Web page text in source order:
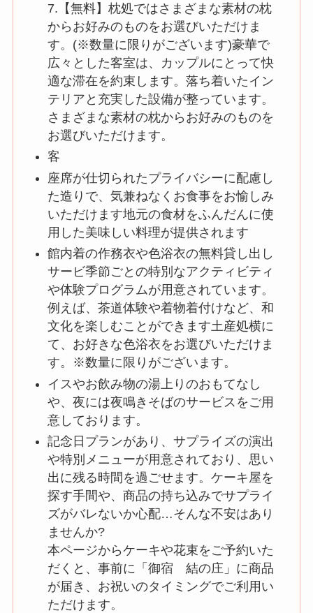
7.【無料】枕処ではさまざまな素材の枕
からお好みのものをお選びいただけま
す。(※数量に限りがございます)豪華で
広々とした客室は、カップルにとって快
適な滞在を約束します。落ち着いたイン
テリアと充実した設備が整っています。
さまざまな素材の枕からお好みのものを
お選びいただけます。
客
座席が仕切られたプライバシーに配慮し
た造りで、気兼ねなくお食事をお愉しみ
いただけます地元の食材をふんだんに使
用した美味しい料理が提供されます
館内着の作務衣や色浴衣の無料貸し出し
サービ季節ごとの特別なアクティビティ
や体験プログラムが用意されています。
例えば、茶道体験や着物着付けなど、和
文化を楽しむことができます土産処横に
て、お好きな色浴衣をお選びいただけま
す。※数量に限りがございます。
イスやお飲み物の湯上りのおもてなし
や、夜には夜鳴きそばのサービスをご用
意しております。
記念日プランがあり、サプライズの演出
や特別メニューが用意されており、思い
出に残る時間を過ごせます。ケーキ屋を
探す手間や、商品の持ち込みでサプライ
ズがバレないか心配…そんな不安はあり
ませんか?
本ページからケーキや花束をご予約いた
だくと、事前に「御宿 結の庄」に商品
が届き、お祝いのタイミングでご利用い
ただけます。